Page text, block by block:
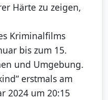
Härte zu zeigen,
Kriminalfilms
bis zum 15.
und Umgebung.
erstmals am
2024 um 20:15